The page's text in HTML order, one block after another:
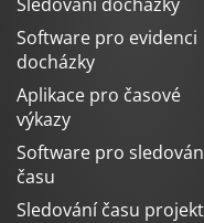
Software pro evidenci
docházky
Aplikace pro časové
výkazy
Software pro
času
Sledování času